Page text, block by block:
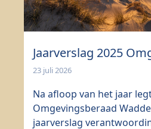
Jaarverslag 2025
23 juli 2026
Na afloop van het jaar
Omgevingsberaad
jaarverslag